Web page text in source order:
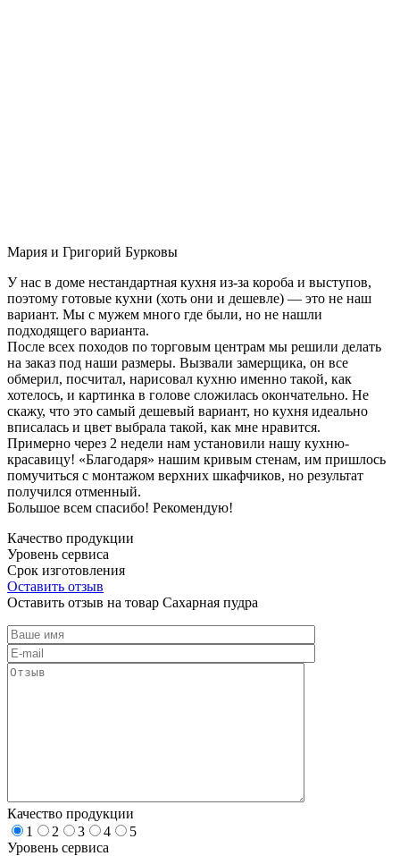
Мария и Григорий Бурковы
У нас в доме нестандартная кухня из-за короба и выступов,
поэтому готовые кухни (хоть они и дешевле) — это не наш
вариант. Мы с мужем много где были, но не нашли
подходящего варианта.
После всех походов по торговым центрам мы решили делать
на заказ под наши размеры. Вызвали замерщика, он все
обмерил, посчитал, нарисовал кухню именно такой, как
хотелось, и картинка в голове сложилась окончательно. Не
скажу, что это самый дешевый вариант, но кухня идеально
вписалась и цвет выбрала такой, как мне нравится.
Примерно через 2 недели нам установили нашу кухню-
красавицу! «Благодаря» нашим кривым стенам, им пришлось
помучиться с монтажом верхних шкафчиков, но результат
получился отменный.
Большое всем спасибо! Рекомендую!
Качество продукции
Уровень сервиса
Срок изготовления
Оставить отзыв
Оставить отзыв на товар Сахарная пудра
Качество продукции
1
2 3 4
5
Уровень сервиса